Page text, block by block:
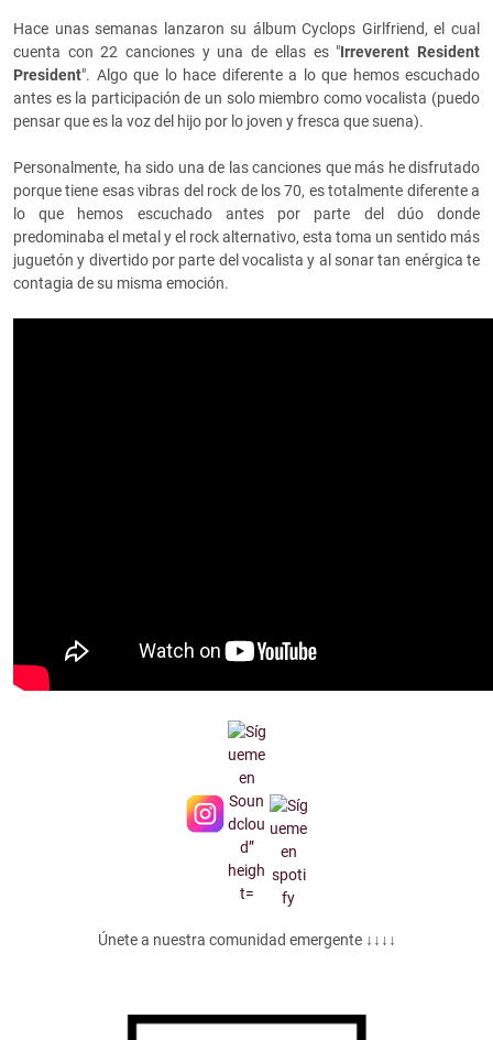
Hace unas semanas lanzaron su álbum Cyclops Girlfriend, el cual
cuenta con 22 canciones y una de ellas es "Irreverent Resident
President". Algo que lo hace diferente a lo que hemos escuchado
antes es la participación de un solo miembro como vocalista (puedo
pensar que es la voz del hijo por lo joven y fresca que suena).
Personalmente, ha sido una de las canciones que más he disfrutado
porque tiene esas vibras del rock de los 70, es totalmente diferente a
lo que hemos escuchado antes por parte del dúo donde
predominaba el metal y el rock alternativo, esta toma un sentido más
juguetón y divertido por parte del vocalista y al sonar tan enérgica te
contagia de su misma emoción.
Únete a nuestra comunidad emergente ↓↓↓↓